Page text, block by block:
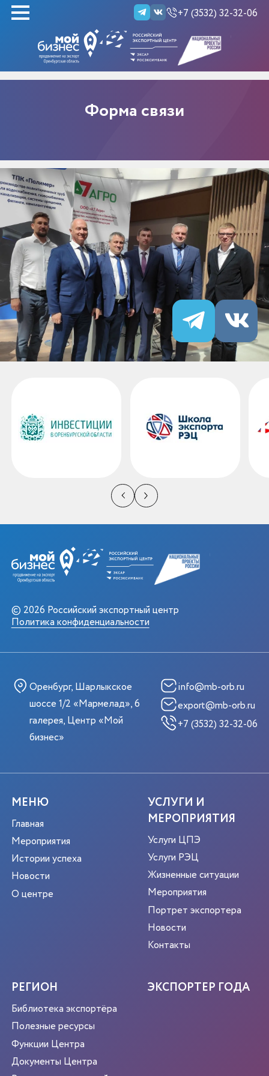
+7 (3532) 32-32-06
Форма связи
© 2026 Российский экспортный центр
Политика конфиденциальности
Оренбург, Шарлыкское
шоссе 1/2 «Мармелад», 6
галерея, Центр «Мой
бизнес»
info@mb-orb.ru
export@mb-orb.ru
+7 (3532) 32-32-06
МЕНЮ
Главная
Мероприятия
Истории успеха
Новости
О центре
УСЛУГИ И
МЕРОПРИЯТИЯ
Услуги ЦПЭ
Услуги РЭЦ
Жизненные ситуации
Мероприятия
Портрет экспортера
Новости
Контакты
РЕГИОН
Библиотека экспортёра
Полезные ресурсы
Функции Центра
Документы Центра
ЭКСПОРТЕР ГОДА